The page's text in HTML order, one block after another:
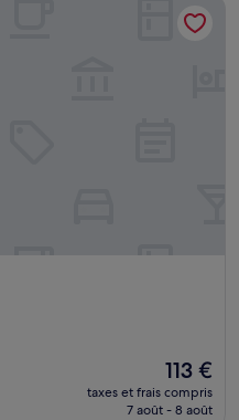
132 €
Le
nouveau
prix
113 €
taxes et frais compris
7 août - 8 août